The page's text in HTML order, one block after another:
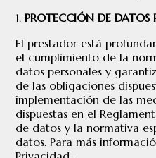
PROTECCIÓN DE DATOS
El prestador está
el cumplimiento de la
datos personales y
de las obligaciones
implementación de las
dispuestas en el
de datos y la normativa
datos. Para más